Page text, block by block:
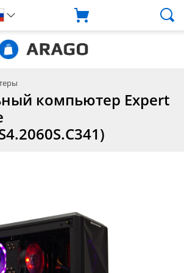
компьютер Expert